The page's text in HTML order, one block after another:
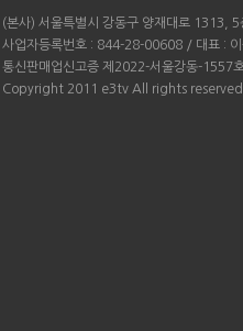
(본사) 서울특별시 강동구 양재대로 1313,
사업자등록번호 : 844-28-00608 / 대표 :
통신판매업신고증 제2022-서울강동-1557
Copyright 2011 e3tv All rights reserved.